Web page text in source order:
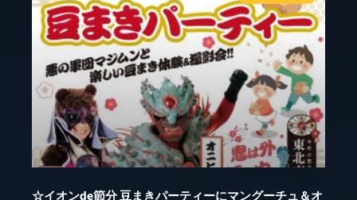
☆イオンde節分 豆まきパーティーにマングーチュ＆オ